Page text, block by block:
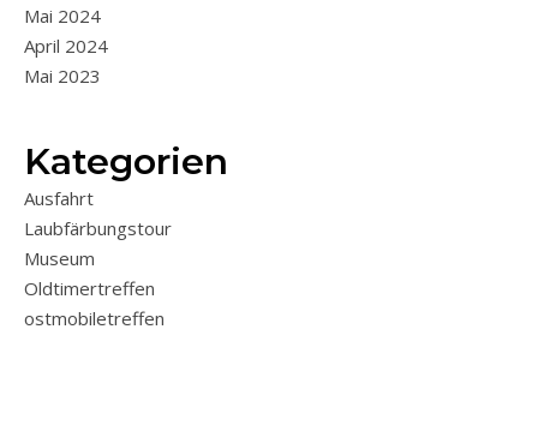
Mai 2024
April 2024
Mai 2023
Kategorien
Ausfahrt
Laubfärbungstour
Museum
Oldtimertreffen
ostmobiletreffen